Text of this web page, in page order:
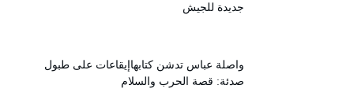
جديدة للجيش
واصلة عباس تدشن كتابهاإيقاعات على طبول
صدئة: قصة الحرب والسلام